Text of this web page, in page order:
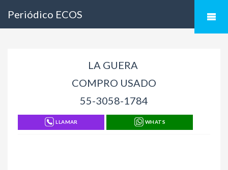
Periódico ECOS
LA GUERA
COMPRO USADO
55-3058-1784
LLAMAR WHATS